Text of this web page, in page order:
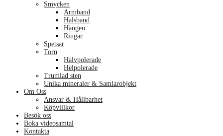
Smycken
Armband
Halsband
Hängen
Ringar
Spetsar
Torn
Halvpolerade
Helpolerade
Trumlad sten
Unika mineraler & Samlarobjekt
Om Oss
Ansvar & Hållbarhet
Köpvillkor
Besök oss
Boka videosamtal
Kontakta